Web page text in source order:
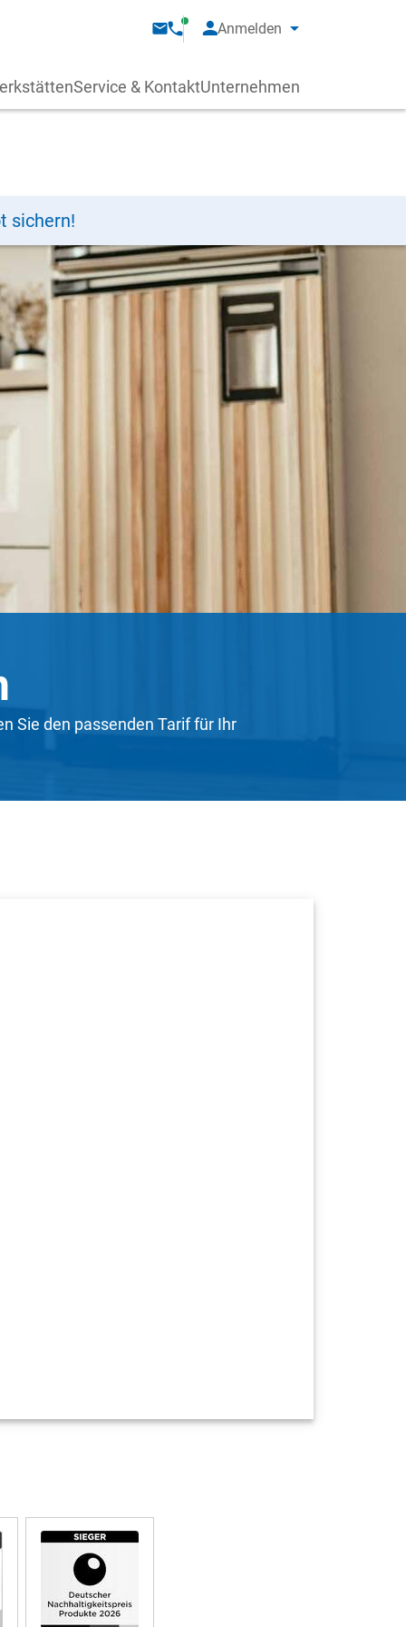
Anmelden
Service & KontaktUnternehmen
sichern!
Sie den passenden Tarif für Ihr